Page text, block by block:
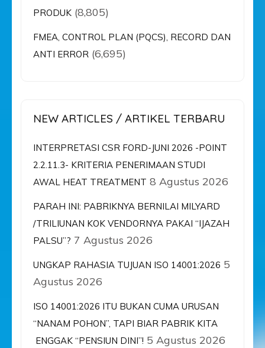
PRODUK (8,805)
FMEA, CONTROL PLAN (PQCS), RECORD DAN
ANTI ERROR (6,695)
NEW ARTICLES / ARTIKEL TERBARU
INTERPRETASI CSR FORD-JUNI 2026 -POINT
2.2.11.3- KRITERIA PENERIMAAN STUDI
AWAL HEAT TREATMENT 8 Agustus 2026
PARAH INI: PABRIKNYA BERNILAI MILYARD
/TRILIUNAN KOK VENDORNYA PAKAI “IJAZAH
PALSU”? 7 Agustus 2026
UNGKAP RAHASIA TUJUAN ISO 14001:2026 5
Agustus 2026
ISO 14001:2026 ITU BUKAN CUMA URUSAN
“NANAM POHON”, TAPI BIAR PABRIK KITA
ENGGAK “PENSIUN DINI”! 5 Agustus 2026